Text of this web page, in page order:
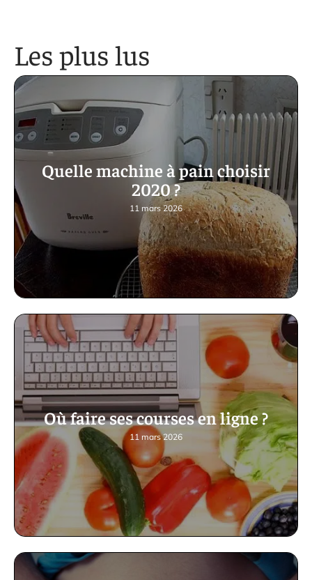
Les plus lus
Quelle machine à pain choisir
2020 ?
11 mars 2026
Où faire ses courses en ligne ?
11 mars 2026